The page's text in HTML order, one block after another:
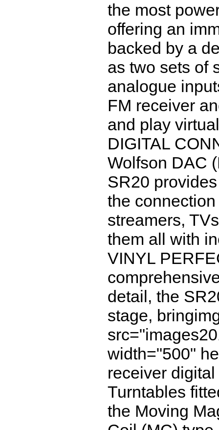
the most
offering an
backed by a
as two sets of
analogue
FM receiver
and play
DIGITAL
Wolfson DAC
SR20
the
streamers,
them all with
VINYL
detail, the
stage,
width="500"
receiver
Turntables
the Moving